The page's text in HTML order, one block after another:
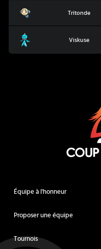
Tritonde
Viskuse
Équipe à l'honneur
Proposer une équipe
Tournois